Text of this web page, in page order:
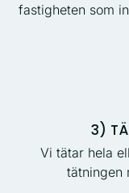
fastigheten som
3)
Vi tätar hela
tätningen